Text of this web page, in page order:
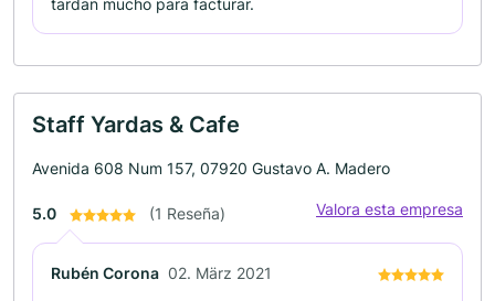
Staff Yardas & Cafe
Avenida 608 Num 157, 07920 Gustavo A. Madero
5.0 (1 Reseña) Valora esta empresa
Rubén Corona 02. März 2021